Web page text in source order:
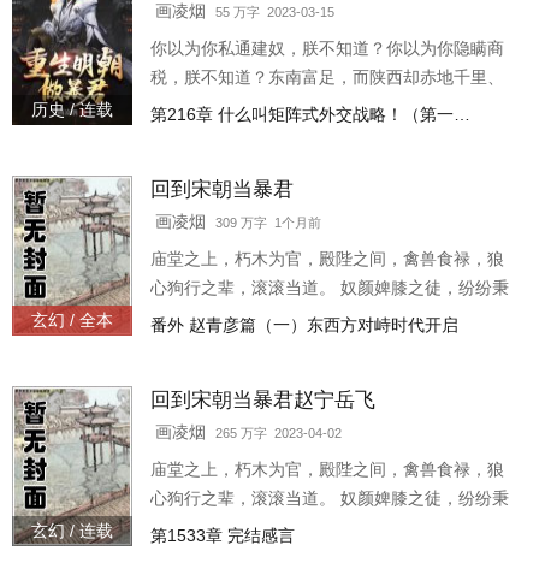
历史 / 连载
画凌烟 55 万字 2023-03-15
你以为你私通建奴，朕不知道？你以为你隐瞒商
税，朕不知道？东南富足，而陕西却赤地千里、
饿殍遍野，朝廷大臣不顾百姓死活、天下存亡，
第216章 什么叫矩阵式外交战略！（第一…
玄幻 / 全本
回到宋朝当暴君
画凌烟 309 万字 1个月前
庙堂之上，朽木为官，殿陛之间，禽兽食禄，狼
心狗行之辈，滚滚当道。 奴颜婢膝之徒，纷纷秉
政，以致社稷丘墟，苍生涂炭！ 汝等逼问朕手中
番外 赵青彦篇（一）东西方对峙时代开启
玄幻 / 连载
回到宋朝当暴君赵宁岳飞
画凌烟 265 万字 2023-04-02
庙堂之上，朽木为官，殿陛之间，禽兽食禄，狼
心狗行之辈，滚滚当道。 奴颜婢膝之徒，纷纷秉
政，以致社稷丘墟，苍生涂炭！ 汝等逼问朕手中
第1533章 完结感言